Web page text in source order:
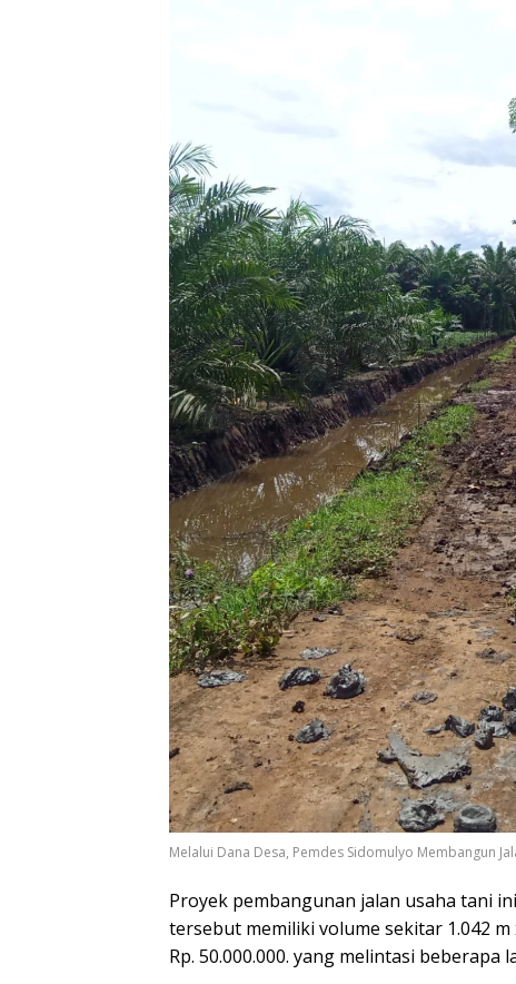
Melalui Dana Desa, Pemdes Sidomulyo Membangun
Proyek pembangunan jalan usaha tani
tersebut memiliki volume sekitar 1.042 m
Rp. 50.000.000. yang melintasi